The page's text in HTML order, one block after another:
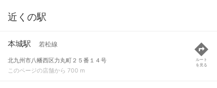
近くの駅
本城駅 若松線
北九州市八幡西区力丸町２５番１４号
このページの店舗から 700 m
ルート
を見る